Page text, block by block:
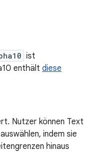
ist
enthält diese
Nutzer können Text
indem sie
hinaus